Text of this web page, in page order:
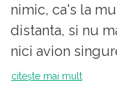
nimic, ca's la
distanta, si nu
nici avion
in varii
citește mai mult